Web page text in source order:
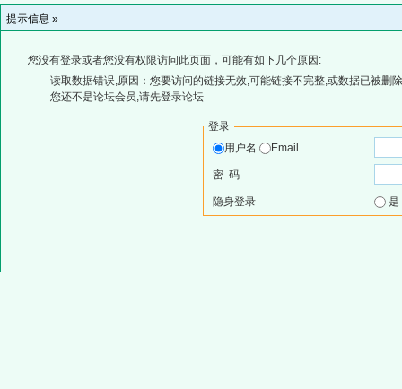
提示信息 »
您没有登录或者您没有权限访问此页面，可能有如下几个原因:
读取数据错误,原因：您要访问的链接无效,可能链接不完整,或数据已被删
您还不是论坛会员,请先登录论坛
登录
用户名
Email
密 码
隐身登录